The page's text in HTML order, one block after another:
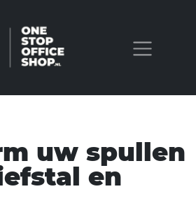
uw spullen
en